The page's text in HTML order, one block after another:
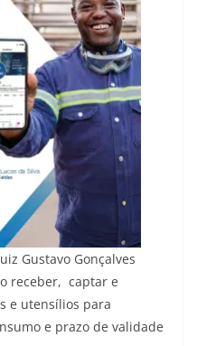
Gustavo Gonçalves
receber, captar e
e utensílios para
e prazo de validade